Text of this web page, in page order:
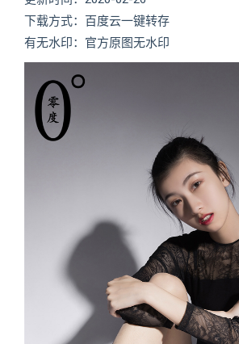
下载方式：百度云一键转存
有无水印：官方原图无水印